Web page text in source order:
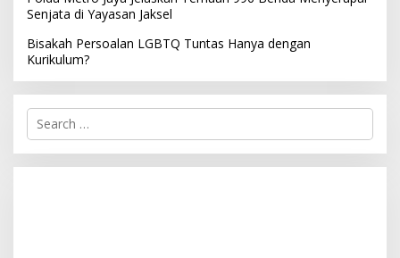
Senjata di Yayasan Jaksel
Bisakah Persoalan LGBTQ Tuntas Hanya dengan
Kurikulum?
S
r